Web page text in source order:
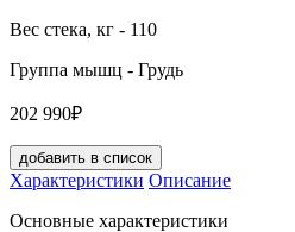
Вес стека, кг - 110
Группа мышц - Грудь
202 990₽
добавить в список
Характеристики Описание
Основные характеристики